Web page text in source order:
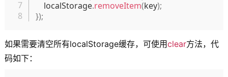
    localStorage
.removeItem(key);
});
如果需要清空所有localStorage缓存，可使用clear方法，代
码如下：